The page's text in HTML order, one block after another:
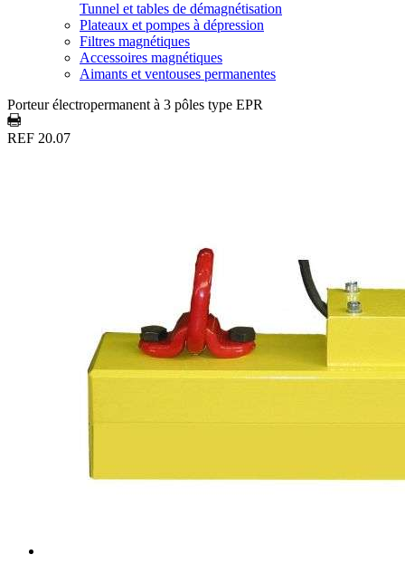
Tunnel et tables de démagnétisation
Plateaux et pompes à dépression
Filtres magnétiques
Accessoires magnétiques
Aimants et ventouses permanentes
Porteur électropermanent à 3 pôles type EPR
REF 20.07